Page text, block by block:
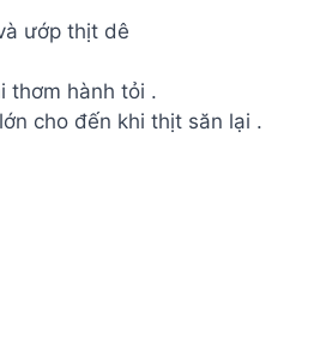
ướp thịt dê
thơm hành tỏi .
cho đến khi thịt săn lại .